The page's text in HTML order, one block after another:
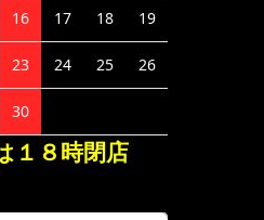
16 17 18 19
23 24 25 26
30
１８時閉店